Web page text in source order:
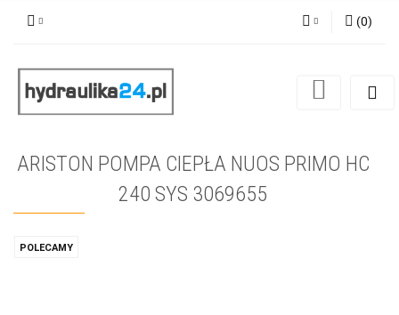
Zarejestruj się
(0)
ARISTON POMPA CIEPŁA NUOS PRIMO HC
240 SYS 3069655
POLECAMY